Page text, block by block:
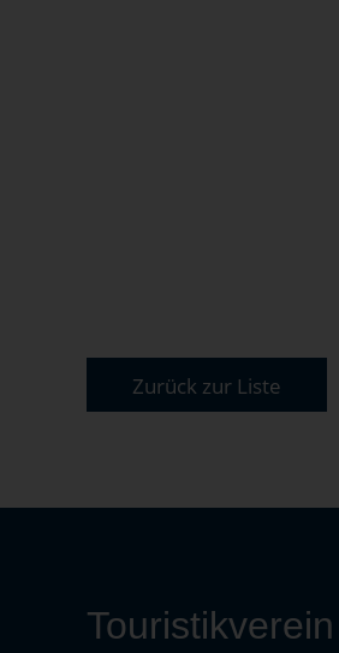
Zurück zur Liste
Touristikverein